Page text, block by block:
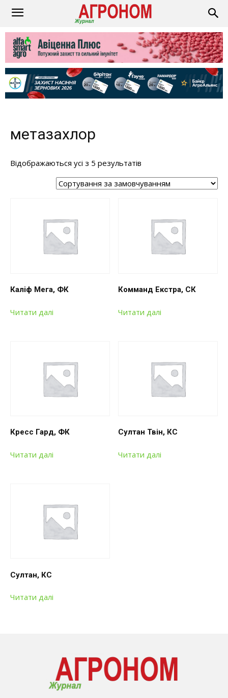
метазахлор
Відображаються усі з 5 результатів
Каліф Мега, ФК
Читати далі
Комманд Екстра, СК
Читати далі
Кресс Гард, ФК
Читати далі
Султан Твін, КС
Читати далі
Султан, КС
Читати далі